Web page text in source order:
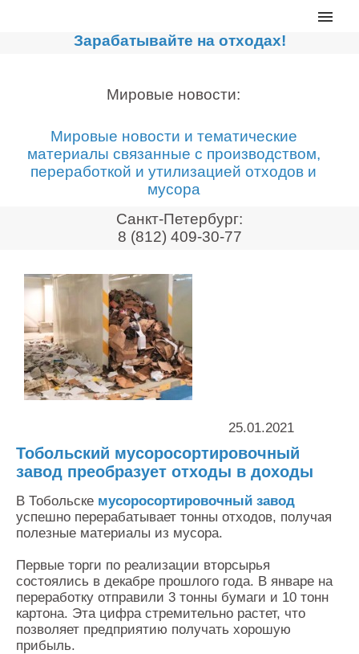
Главная
Сортировочные линии
Дробильное оборудование
Компакторы, контейнеры
Реализованные проекты
Видео
Новости компании
Мировые новости
О нас
Контакты
Оставить заявку
Зарабатывайте на отходах!
Мировые новости:
Мировые новости и тематические
материалы связанные с производством,
переработкой и утилизацией отходов и
мусора
Санкт-Петербург:
8 (812) 409-30-77
25.01.2021
Тобольский мусоросортировочный
завод преобразует отходы в доходы
В Тобольске мусоросортировочный завод
успешно перерабатывает тонны отходов, получая
полезные материалы из мусора.
Первые торги по реализации вторсырья
состоялись в декабре прошлого года. В январе на
переработку отправили 3 тонны бумаги и 10 тонн
картона. Эта цифра стремительно растет, что
позволяет предприятию получать хорошую
прибыль.